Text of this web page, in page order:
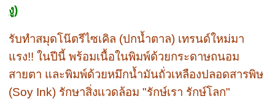
งู)
รับทำสมุดโน๊ตรีไซเคิล (ปกน้ำตาล) เทรนด์ใหม่มา
แรง!! ในปีนี้ พร้อมเนื้อในพิมพ์ด้วยกระดาษถนอม
สายตา และพิมพ์ด้วยหมึกน้ำมันถั่วเหลืองปลอดสารพิษ
(Soy Ink) รักษาสิ่งเเวดล้อม "รักษ์เรา รักษ์โลก"